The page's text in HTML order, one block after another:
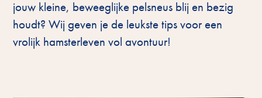
jouw kleine, beweeglijke pelsneus blij en bezig
houdt? Wij geven je de leukste tips voor een
vrolijk hamsterleven vol avontuur!